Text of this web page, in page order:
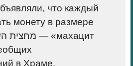
что каждый
монету в размере
в Храме.